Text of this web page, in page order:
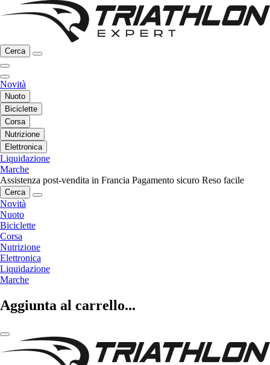
Cerca
Novità
Nuoto
Biciclette
Corsa
Nutrizione
Elettronica
Liquidazione
Marche
Assistenza post-vendita in Francia Pagamento sicuro Reso facile
Cerca
Novità
Nuoto
Biciclette
Corsa
Nutrizione
Elettronica
Liquidazione
Marche
Aggiunta al carrello...